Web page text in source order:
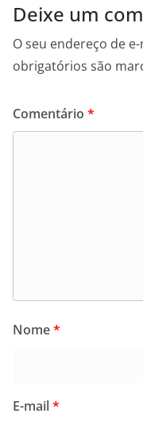
Deixe um
O seu endereço de
obrigatórios são
Comentário *
Nome*
E-mail*